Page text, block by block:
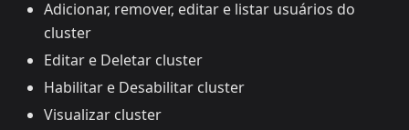
Adicionar, remover, editar e listar usuários do
cluster
Editar e Deletar cluster
Habilitar e Desabilitar cluster
Visualizar cluster